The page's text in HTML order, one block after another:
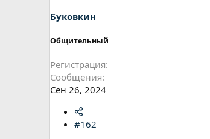
Буковкин
Общительный
Регистрация
Сообщения
Сен 26, 2024
#162